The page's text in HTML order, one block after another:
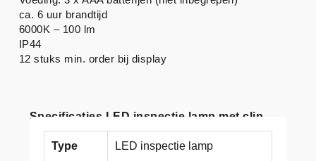
Specificaties LED inspectie lamp met clip
Type LED inspectie lamp
ca. 6 uur brandtijd
6000K – 100 lm
IP44
12 stuks min. order bij display